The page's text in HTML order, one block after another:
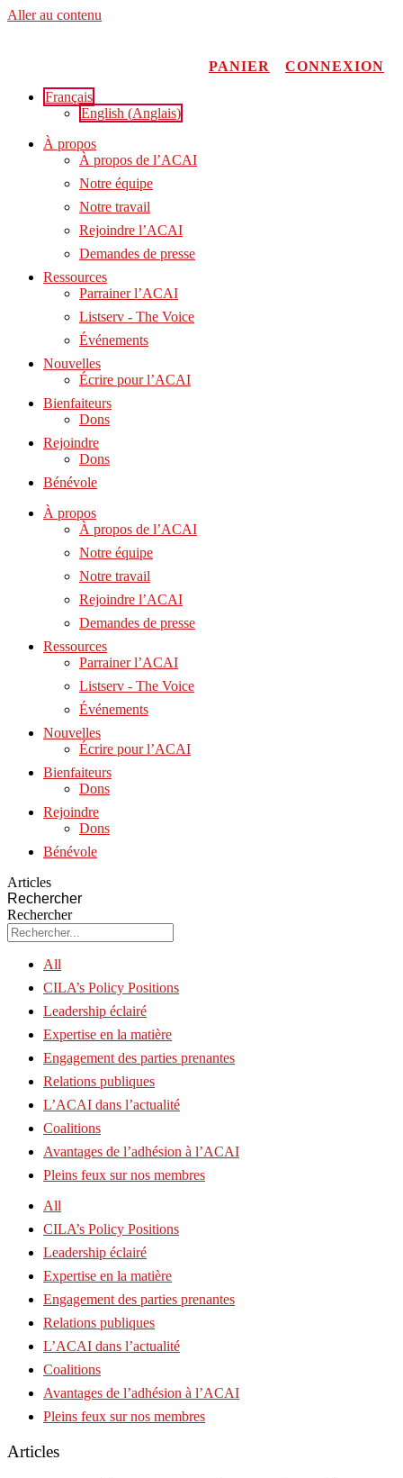
Aller au contenu
PANIER
CONNEXION
Français
English (Anglais)
À propos
À propos de l’ACAI
Notre équipe
Notre travail
Rejoindre l’ACAI
Demandes de presse
Ressources
Parrainer l’ACAI
Listserv - The Voice
Événements
Nouvelles
Écrire pour l’ACAI
Bienfaiteurs
Dons
Rejoindre
Dons
Bénévole
À propos
À propos de l’ACAI
Notre équipe
Notre travail
Rejoindre l’ACAI
Demandes de presse
Ressources
Parrainer l’ACAI
Listserv - The Voice
Événements
Nouvelles
Écrire pour l’ACAI
Bienfaiteurs
Dons
Rejoindre
Dons
Bénévole
Articles
Rechercher
Rechercher
All
CILA’s Policy Positions
Leadership éclairé
Expertise en la matière
Engagement des parties prenantes
Relations publiques
L’ACAI dans l’actualité
Coalitions
Avantages de l’adhésion à l’ACAI
Pleins feux sur nos membres
All
CILA’s Policy Positions
Leadership éclairé
Expertise en la matière
Engagement des parties prenantes
Relations publiques
L’ACAI dans l’actualité
Coalitions
Avantages de l’adhésion à l’ACAI
Pleins feux sur nos membres
Articles